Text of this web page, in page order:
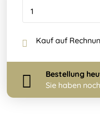
Kauf auf
Bestellung
Sie haben noch